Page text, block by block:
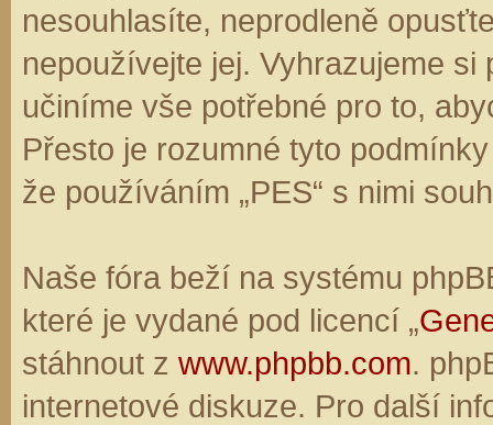
nesouhlasíte, neprodleně
nepoužívejte jej. Vyhrazujeme
učiníme vše potřebné pro to,
Přesto je rozumné tyto
že používáním „PES“ s nimi
Naše fóra beží na systému
které je vydané pod licencí „
stáhnout z www.phpbb.com.
internetové diskuze. Pro další